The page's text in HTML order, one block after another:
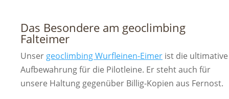
Das Besondere am geoclimbing
Falteimer
Unser geoclimbing Wurfleinen-Eimer ist die ultimative
Aufbewahrung für die Pilotleine. Er steht auch für
unsere Haltung gegenüber Billig-Kopien aus Fernost.